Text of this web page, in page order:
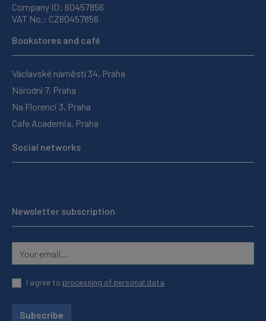
Company ID: 60457856
VAT No.: CZ60457856
Bookstores and café
Václavské náměstí 34, Praha
Národní 7, Praha
Na Florenci 3, Praha
Cafe Academia, Praha
Social networks
Newsletter subscription
I agree to processing of personal data
Subscribe